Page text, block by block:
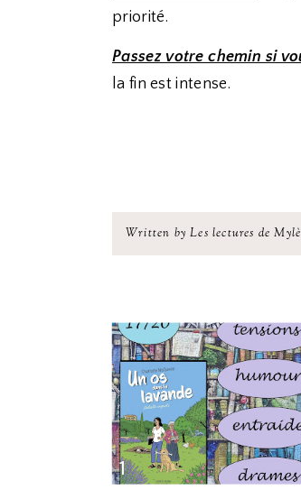
priorité.
Passez votre chemin si
la fin est intense.
Written by Les lectures de